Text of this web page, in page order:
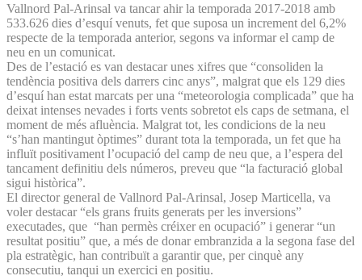
Vallnord Pal-Arinsal va tancar ahir la temporada 2017-2018 amb
533.626 dies d’esquí venuts, fet que suposa un increment del 6,2%
respecte de la temporada anterior, segons va informar el camp de
neu en un comunicat.
Des de l’estació es van destacar unes xifres que “consoliden la
tendència positiva dels darrers cinc anys”, malgrat que els 129 dies
d’esquí han estat marcats per una “meteorologia complicada” que ha
deixat intenses nevades i forts vents sobretot els caps de setmana, el
moment de més afluència. Malgrat tot, les condicions de la neu
“s’han mantingut òptimes” durant tota la temporada, un fet que ha
influït positivament l’ocupació del camp de neu que, a l’espera del
tancament definitiu dels números, preveu que “la facturació global
sigui històrica”.
El director general de Vallnord Pal-Arinsal, Josep Marticella, va
voler destacar “els grans fruits generats per les inversions”
executades, que “han permès créixer en ocupació” i generar “un
resultat positiu” que, a més de donar embranzida a la segona fase del
pla estratègic, han contribuït a garantir que, per cinquè any
consecutiu, tanqui un exercici en positiu.